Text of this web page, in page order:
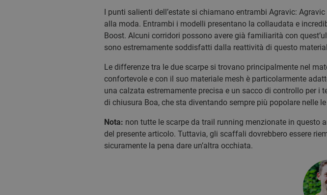
I punti salienti dell’estate si chiamano entrambi Agravic:
alla moda. Entrambi i modelli presentano la collaudata e
Boost. Alcuni corridori possono avere già familiarità con
sono estremamente soddisfatti dalla reattività di questo
Le differenze tra le due scarpe si trovano principalmente nel
confortevole e con il suo materiale mesh è particolarmente
una calzata estremamente precisa e un sacco di controllo per i
di chiusura Boa, che sta diventando sempre più popolare nelle
Nota: non tutte le scarpe da trail running menzionate in
del presente articolo. Tuttavia, gli scaffali dovrebbero essere
sicuramente la pena dare un’altra occhiata.